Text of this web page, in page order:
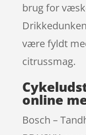
brug for
være fyldt
citrussmag.
online
Bosch –